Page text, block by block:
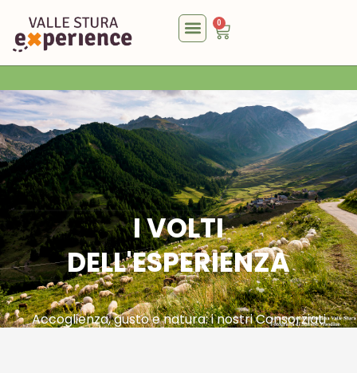
0
I VOLTI
DELL'ESPERIENZA
Accoglienza, gusto e natura: i nostri Consorziati